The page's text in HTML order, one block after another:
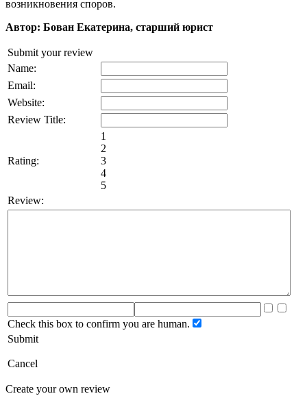
возникновения споров.
Автор: Бован Екатерина, старший юрист
Submit your review
Name:
Email:
Website:
Review Title:
Rating:
1
2
3
4
5
Review:
Check this box to confirm you are human.
Submit
Cancel
Create your own review